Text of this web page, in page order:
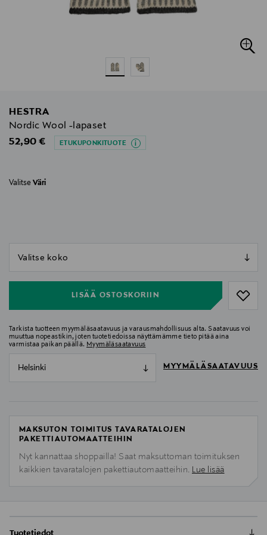
HESTRA
Nordic Wool -lapaset
Original Price
52,90 € ETUKUPONKITUOTE
Valitse Väri
LISÄÄ OSTOSKORIIN
Tarkista tuotteen myymäläsaatavuus ja varausmahdollisuus alta. Saatavuus voi
muuttua nopeastikin, joten tuotetiedoissa näyttämämme tieto pitää aina
varmistaa paikan päällä. Myymäläsaatavuus
Helsinki MYYMÄLÄSAATAVUUS
MAKSUTON TOIMITUS TAVARATALOJEN
PAKETTIAUTOMAATTEIHIN
Nyt kannattaa shoppailla! Saat maksuttoman toimituksen
kaikkien tavaratalojen pakettiautomaatteihin. Lue lisää